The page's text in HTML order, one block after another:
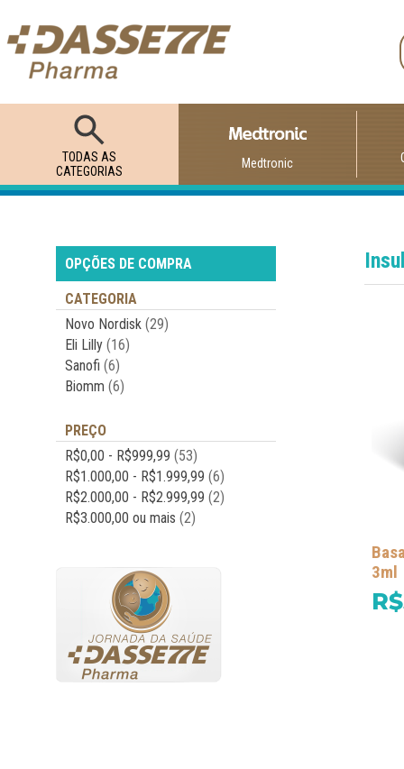
TODAS AS
CATEGORIAS
Medtronic
3ml
OPÇÕES DE COMPRA
CATEGORIA
Novo Nordisk (29)
Eli Lilly (16)
Sanofi (6)
Biomm (6)
PREÇO
R$0,00 - R$999,99 (53)
R$1.000,00 - R$1.999,99 (6)
R$2.000,00 - R$2.999,99 (2)
R$3.000,00 ou mais (2)